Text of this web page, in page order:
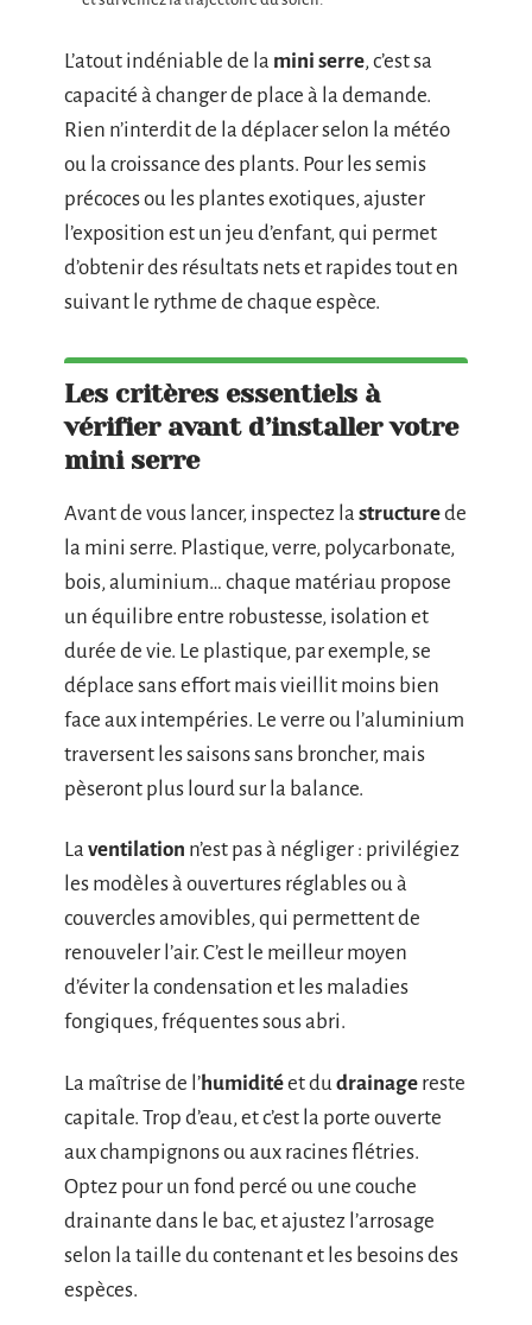
L’atout indéniable de la mini serre, c’est sa
capacité à changer de place à la demande.
Rien n’interdit de la déplacer selon la météo
ou la croissance des plants. Pour les semis
précoces ou les plantes exotiques, ajuster
l’exposition est un jeu d’enfant, qui permet
d’obtenir des résultats nets et rapides tout en
suivant le rythme de chaque espèce.
Les critères essentiels à
vérifier avant d’installer votre
mini serre
Avant de vous lancer, inspectez la structurede
la mini serre. Plastique, verre, polycarbonate,
bois, aluminium… chaque matériau propose
un équilibre entre robustesse, isolation et
durée de vie. Le plastique, par exemple, se
déplace sans effort mais vieillit moins bien
face aux intempéries. Le verre ou l’aluminium
traversent les saisons sans broncher, mais
pèseront plus lourd sur la balance.
La ventilation n’est pas à négliger : privilégiez
les modèles à ouvertures réglables ou à
couvercles amovibles, qui permettent de
renouveler l’air. C’est le meilleur moyen
d’éviter la condensation et les maladies
fongiques, fréquentes sous abri.
La maîtrise de l’humiditéet du drainage reste
capitale. Trop d’eau, et c’est la porte ouverte
aux champignons ou aux racines flétries.
Optez pour un fond percé ou une couche
drainante dans le bac, et ajustez l’arrosage
selon la taille du contenant et les besoins des
espèces.